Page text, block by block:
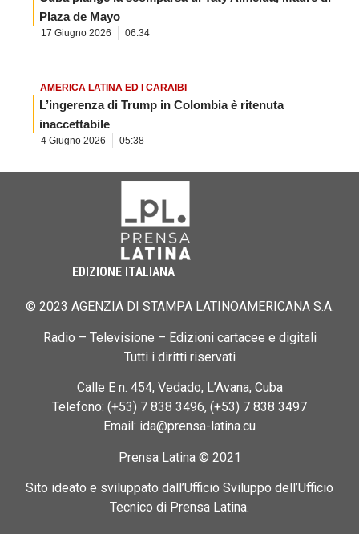
Plaza de Mayo
17 Giugno 2026 06:34
AMERICA LATINA ED I CARAIBI
L’ingerenza di Trump in Colombia è ritenuta
inaccettabile
4 Giugno 2026 05:38
EDIZIONE ITALIANA
© 2023 AGENZIA DI STAMPA LATINOAMERICANA S.A.
Radio – Televisione – Edizioni cartacee e digitali
Tutti i diritti riservati
Calle E n. 454, Vedado, L’Avana, Cuba
Telefono: (+53) 7 838 3496, (+53) 7 838 3497
Email: ida@prensa-latina.cu
Prensa Latina © 2021
Sito ideato e sviluppato dall’Ufficio Sviluppo dell’Ufficio
Tecnico di Prensa Latina.